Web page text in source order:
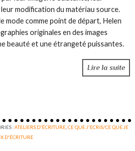
modification du matériau source.
mode comme point de départ, Helen
originales en des images
beauté et une étrangeté puissantes.
Lire la suite
:ATELIERS D'ÉCRITURE ,CE QUE J'ECRIS/CE QUE JE
D'ÉCRITURE